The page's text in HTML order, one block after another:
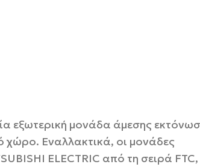
εξωτερική μονάδα άμεσης
χώρο. Εναλλακτικά, οι μονάδες
ELECTRIC από τη σειρά